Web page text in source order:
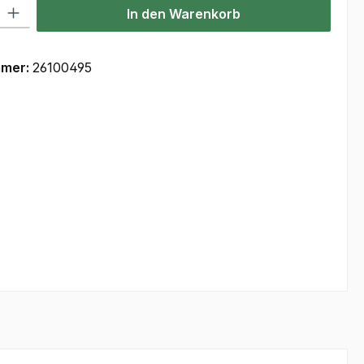
Gib den gewünschten Wert ein oder benutze die Schaltflächen
In den Warenkorb
26100495